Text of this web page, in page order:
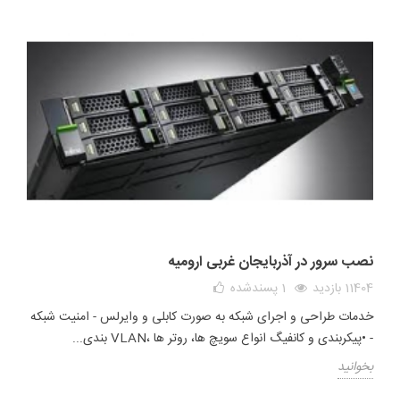
نصب سرور در آذربایجان غربی ارومیه
11404 بازدید 1 پسندشده
خدمات طراحی و اجرای شبکه به صورت کابلی و وایرلس - امنیت شبکه
- •پیکربندی و کانفیگ انواع سویچ ها، روتر ها ،VLAN بندی...
بخوانید